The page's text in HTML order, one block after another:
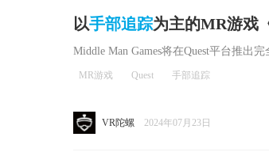
以手部追踪为主的MR游戏
Middle Man Games将在Quest平台推出完
MR游戏 Quest 手部追踪
VR陀螺 2024年07月23日